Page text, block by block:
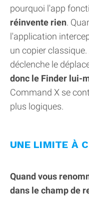
pourquoi l'app
réinvente rien.
l'application
un copier
déclenche le
donc le Finder lui-
Command X se
plus logiques.
UNE LIMITE À
Quand vous
dans le champ de